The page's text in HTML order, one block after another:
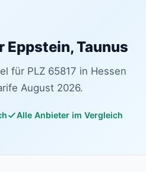
Taunus
für PLZ 65817 in Hessen
August 2026.
Alle Anbieter im Vergleich